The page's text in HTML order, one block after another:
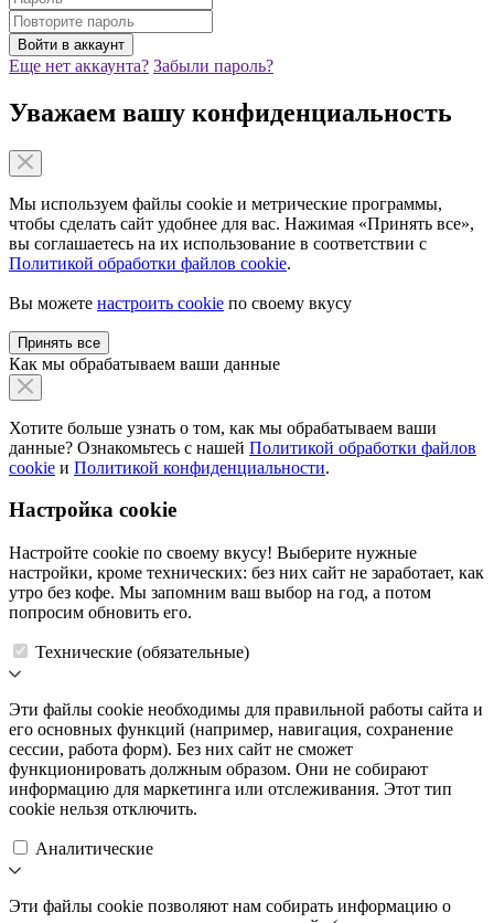
Еще нет аккаунта? Забыли пароль?
Уважаем вашу конфиденциальность
Мы используем файлы cookie и метрические программы,
чтобы сделать сайт удобнее для вас. Нажимая «Принять все»,
вы соглашаетесь на их использование в соответствии с
Политикой обработки файлов cookie.
Вы можете настроить cookie по своему вкусу
Принять все
Как мы обрабатываем ваши данные
Хотите больше узнать о том, как мы обрабатываем ваши
данные? Ознакомьтесь с нашей Политикой обработки файлов
cookie и Политикой конфиденциальности.
Настройка cookie
Настройте cookie по своему вкусу! Выберите нужные
настройки, кроме технических: без них сайт не заработает, как
утро без кофе. Мы запомним ваш выбор на год, а потом
попросим обновить его.
Технические (обязательные)
Эти файлы cookie необходимы для правильной работы сайта и
его основных функций (например, навигация, сохранение
сессии, работа форм). Без них сайт не сможет
функционировать должным образом. Они не собирают
информацию для маркетинга или отслеживания. Этот тип
cookie нельзя отключить.
Аналитические
Эти файлы cookie позволяют нам собирать информацию о